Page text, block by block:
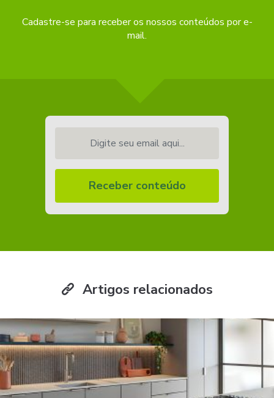
Cadastre-se para receber os nossos conteúdos por e-
mail.
Receber conteúdo
Artigos relacionados